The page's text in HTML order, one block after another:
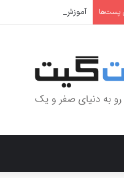
پست‌ها آموزش جامع Cron Job در Hermes Agent؛ قابلیت زمان‌بندی خودکار وظایف